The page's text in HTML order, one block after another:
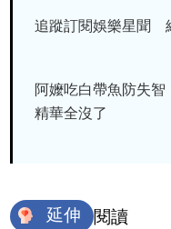
追蹤訂閱娛樂星聞
阿嬤吃白帶魚防失
精華全沒了
延伸 閱讀